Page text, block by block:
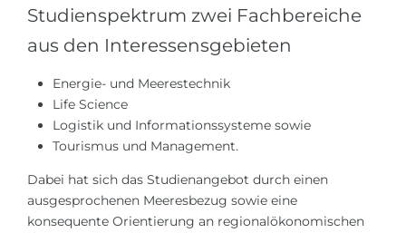
Studienspektrum zwei Fachbereiche
aus den Interessensgebieten
Energie- und Meerestechnik
Life Science
Logistik und Informationssysteme sowie
Tourismus und Management.
Dabei hat sich das Studienangebot durch einen
ausgesprochenen Meeresbezug sowie eine
konsequente Orientierung an regionalökonomischen